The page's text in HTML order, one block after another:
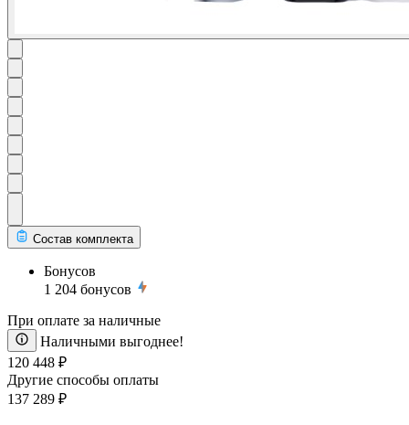
Состав комплекта
Бонусов
1 204 бонусов
При оплате за наличные
Наличными выгоднее!
120 448 ₽
Другие способы оплаты
137 289 ₽